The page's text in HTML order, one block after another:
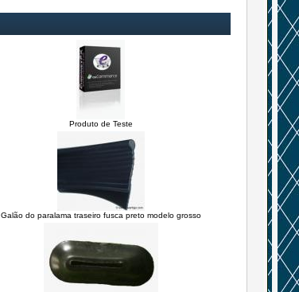
Produto de Teste
Galão do paralama traseiro fusca preto modelo grosso